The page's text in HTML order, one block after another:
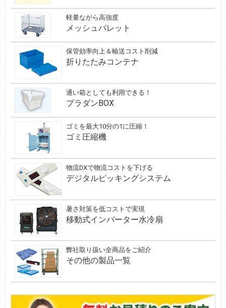
軽量ながら高強度
メッシュパレット
保管効率向上＆輸送コスト削減
折りたたみコンテナ
通い箱としても利用できる！
プラダンBOX
ゴミを最大10分の1に圧縮！
ゴミ圧縮機
物流DXで物流コストを下げる
デジタルピッキングシステム
暑さ対策を低コストで実現
移動式インバーター水冷扇
弊社取り扱い全商品をご紹介
その他の製品一覧